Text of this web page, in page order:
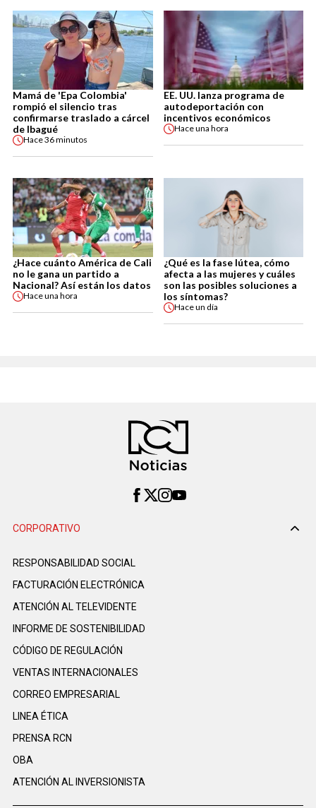
Mamá de 'Epa Colombia'
rompió el silencio tras
confirmarse traslado a cárcel
de Ibagué
Hace36 minutos
EE. UU. lanza programa de
autodeportación con
incentivos económicos
Haceuna hora
¿Hace cuánto América de Cali
no le gana un partido a
Nacional? Así están los datos
Haceuna hora
¿Qué es la fase lútea, cómo
afecta a las mujeres y cuáles
son las posibles soluciones a
los síntomas?
Haceun día
CORPORATIVO
RESPONSABILIDAD SOCIAL
FACTURACIÓN ELECTRÓNICA
ATENCIÓN AL TELEVIDENTE
INFORME DE SOSTENIBILIDAD
CÓDIGO DE REGULACIÓN
VENTAS INTERNACIONALES
CORREO EMPRESARIAL
LINEA ÉTICA
PRENSA RCN
OBA
ATENCIÓN AL INVERSIONISTA